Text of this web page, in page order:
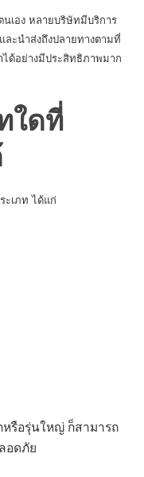
นเอง หลายบริษัทมีบริการ
ละนำส่งถึงปลายทางตามที่
ได้อย่างมีประสิทธิภาพมาก
ใดที่
ะเภท ได้แก่
หรือรุ่นใหญ่ ก็สามารถ
อดภัย